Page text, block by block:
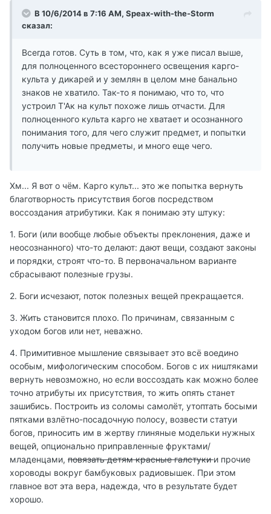
В 10/6/2014 в 7:16 AM, Speax-with-the-Storm
сказал:
Всегда готов. Суть в том, что, как я уже писал выше,
для полноценного всестороннего освещения карго-
культа у дикарей и у землян в целом мне банально
знаков не хватило. Так-то я понимаю, что то, что
устроил Т'Ак на культ похоже лишь отчасти. Для
полноценного культа карго не хватает и осознанного
понимания того, для чего служит предмет, и попытки
получить новые предметы, и много еще чего.
Хм... Я вот о чём. Карго культ... это же попытка вернуть
благотворность присутствия богов посредством
воссоздания атрибутики. Как я понимаю эту штуку:
1. Боги (или вообще любые объекты преклонения, даже и
неосознанного) что-то делают: дают вещи, создают законы
и порядки, строят что-то. В первоначальном варианте
сбрасывают полезные грузы.
2. Боги исчезают, поток полезных вещей прекращается.
3. Жить становится плохо. По причинам, связанным с
уходом богов или нет, неважно.
4. Примитивное мышление связывает это всё воедино
особым, мифологическим способом. Богов с их ништяками
вернуть невозможно, но если воссоздать как можно более
точно атрибуты их присутствия, то жить опять станет
зашибись. Построить из соломы самолёт, утоптать босыми
пятками взлётно-посадочную полосу, возвести статуи
богов, приносить им в жертву глиняные модельки нужных
вещей, опционально приправленные фруктами/
младенцами, повязать детям красные галстукии прочие
хороводы вокруг бамбуковых радиовышек. При этом
главное вот эта вера, надежда, что в результате будет
хорошо.